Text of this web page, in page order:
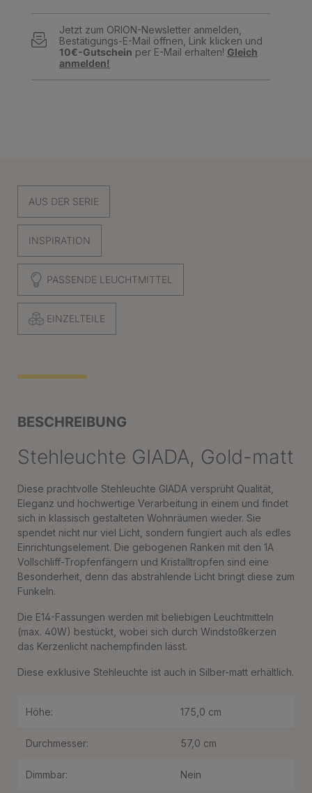
Jetzt zum ORION-Newsletter anmelden,
Bestätigungs-E-Mail öffnen, Link klicken und
10€-Gutschein per E-Mail erhalten! Gleich
anmelden!
AUS DER SERIE
INSPIRATION
PASSENDE LEUCHTMITTEL
EINZELTEILE
BESCHREIBUNG
Stehleuchte GIADA, Gold-matt
Diese prachtvolle Stehleuchte GIADA versprüht Qualität,
Eleganz und hochwertige Verarbeitung in einem und findet
sich in klassisch gestalteten Wohnräumen wieder. Sie
spendet nicht nur viel Licht, sondern fungiert auch als edles
Einrichtungselement. Die gebogenen Ranken mit den 1A
Vollschliff-Tropfenfängern und Kristalltropfen sind eine
Besonderheit, denn das abstrahlende Licht bringt diese zum
Funkeln.
Die E14-Fassungen werden mit beliebigen Leuchtmitteln
(max. 40W) bestückt, wobei sich durch Windstoßkerzen
das Kerzenlicht nachempfinden lässt.
Diese exklusive Stehleuchte ist auch in Silber-matt erhältlich.
Höhe: 175,0 cm
Durchmesser: 57,0 cm
Dimmbar: Nein